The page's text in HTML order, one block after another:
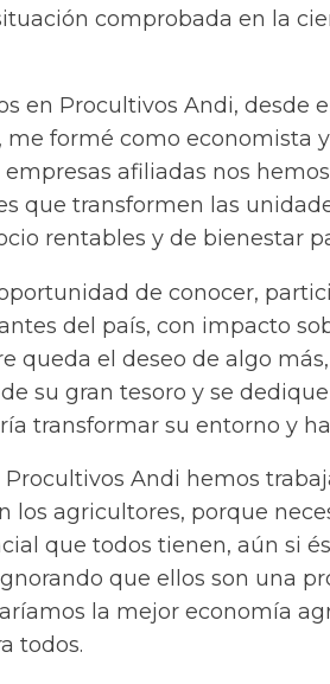
comprobada en la
en Procultivos Andi, desde
me formé como economista
afiliadas nos
que transformen las
rentables y de bienestar
de conocer,
del país, con impacto
queda el deseo de algo
su gran tesoro y se
transformar su entorno y
Procultivos Andi hemos
los agricultores, porque
que todos tienen, aún si
que ellos son una
la mejor economía
todos.